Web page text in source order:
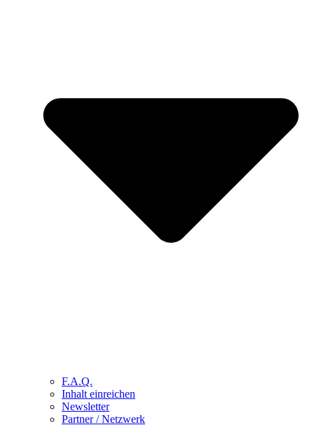
F.A.Q.
Inhalt einreichen
Newsletter
Partner / Netzwerk